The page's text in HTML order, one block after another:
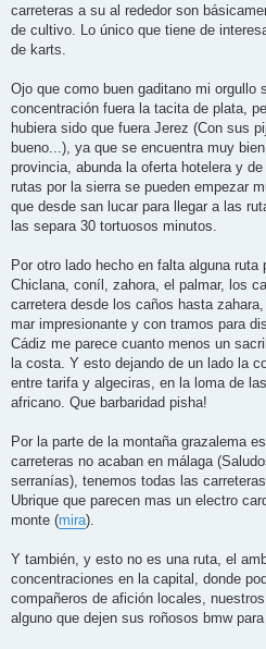
carreteras a su al rededor son
de cultivo. Lo único que tiene de
de karts.
Ojo que como buen gaditano mi orgullo
concentración fuera la tacita de plata,
hubiera sido que fuera Jerez (Con sus
bueno...), ya que se encuentra muy
provincia, abunda la oferta hotelera y
rutas por la sierra se pueden empezar
que desde san lucar para llegar a las
las separa 30 tortuosos minutos.
Por otro lado hecho en falta alguna
Chiclana, coníl, zahora, el palmar, los
carretera desde los caños hasta
mar impresionante y con tramos para
Cádiz me parece cuanto menos un
la costa. Y esto dejando de un lado la
entre tarifa y algeciras, en la loma de
africano. Que barbaridad pisha!
Por la parte de la montaña grazalema
carreteras no acaban en málaga
serranías), tenemos todas las
Ubrique que parecen mas un electro
monte (mira).
Y también, y esto no es una ruta, el
concentraciones en la capital, donde
compañeros de afición locales,
alguno que dejen sus roñosos bmw